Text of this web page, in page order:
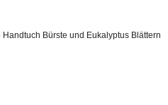
Bürste und Eukalyptus Blättern